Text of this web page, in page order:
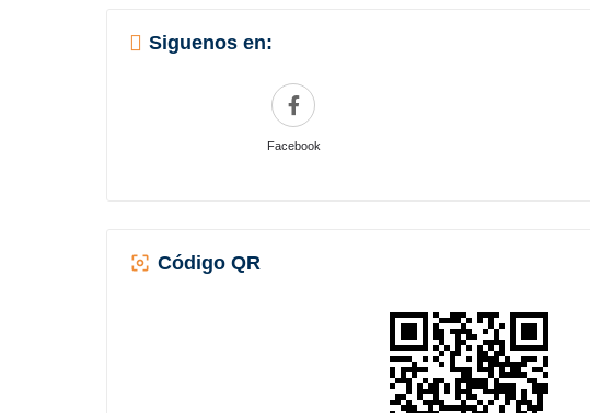
Siguenos en:
Facebook
Código QR